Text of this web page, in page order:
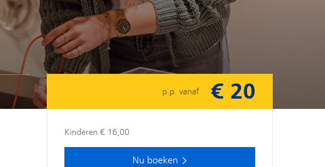
p.p. vanaf € 20
Kinderen € 16,00
Nu boeken